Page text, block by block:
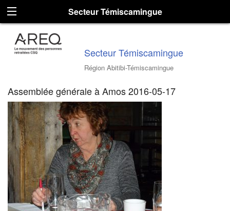
Secteur Témiscamingue
Secteur Témiscamingue
Région Abitibi-Témiscamingue
Assemblée générale à Amos 2016-05-17